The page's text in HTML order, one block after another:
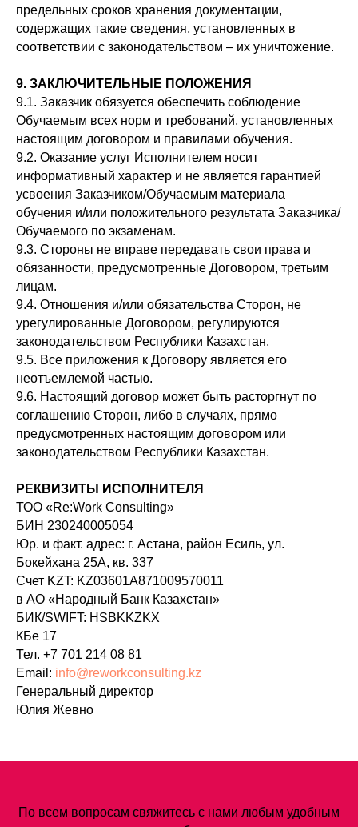
предельных сроков хранения документации,
содержащих такие сведения, установленных в
соответствии с законодательством – их уничтожение.
9. ЗАКЛЮЧИТЕЛЬНЫЕ ПОЛОЖЕНИЯ
9.1. Заказчик обязуется обеспечить соблюдение
Обучаемым всех норм и требований, установленных
настоящим договором и правилами обучения.
9.2. Оказание услуг Исполнителем носит
информативный характер и не является гарантией
усвоения Заказчиком/Обучаемым материала
обучения и/или положительного результата Заказчика/
Обучаемого по экзаменам.
9.3. Стороны не вправе передавать свои права и
обязанности, предусмотренные Договором, третьим
лицам.
9.4. Отношения и/или обязательства Сторон, не
урегулированные Договором, регулируются
законодательством Республики Казахстан.
9.5. Все приложения к Договору является его
неотъемлемой частью.
9.6. Настоящий договор может быть расторгнут по
соглашению Сторон, либо в случаях, прямо
предусмотренных настоящим договором или
законодательством Республики Казахстан.
РЕКВИЗИТЫ ИСПОЛНИТЕЛЯ
ТОО «Re:Work Consulting»
БИН 230240005054
Юр. и факт. адрес: г. Астана, район Есиль, ул.
Бокейхана 25А, кв. 337
Счет KZT: KZ03601A871009570011
в АО «Народный Банк Казахстан»
БИК/SWIFT: HSBKKZKX
КБе 17
Тел. +7 701 214 08 81
Email: info@reworkconsulting.kz
Генеральный директор
Юлия Жевно
По всем вопросам свяжитесь с нами любым удобным